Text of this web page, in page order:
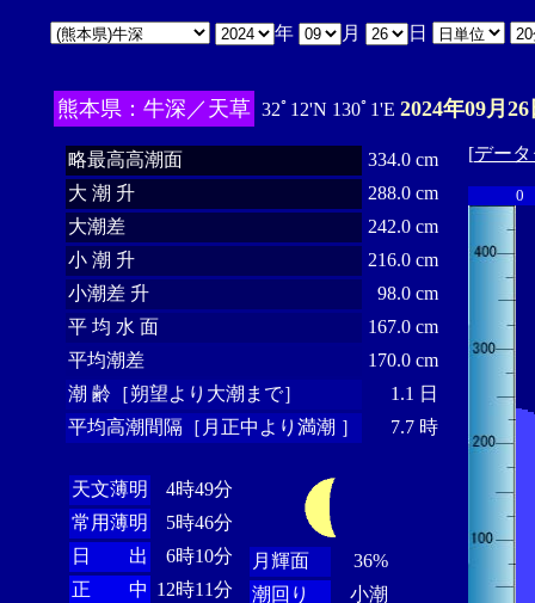
年 月 日
熊本県：牛深／天草 32ﾟ12'N 130ﾟ1'E 2024年09月
略最高高潮面
334.0 cm
大 潮 升
288.0 cm
大潮差
242.0 cm
小 潮 升
216.0 cm
小潮差 升
98.0 cm
平 均 水 面
167.0 cm
平均潮差
170.0 cm
潮 齢［朔望より大潮まで］
1.1 日
平均高潮間隔［月正中より満潮 ］
7.7 時
天文薄明
4時49分
常用薄明
5時46分
日 出
6時10分
正 中 12時11分
月輝面
36%
潮回り
小潮
[デー
0